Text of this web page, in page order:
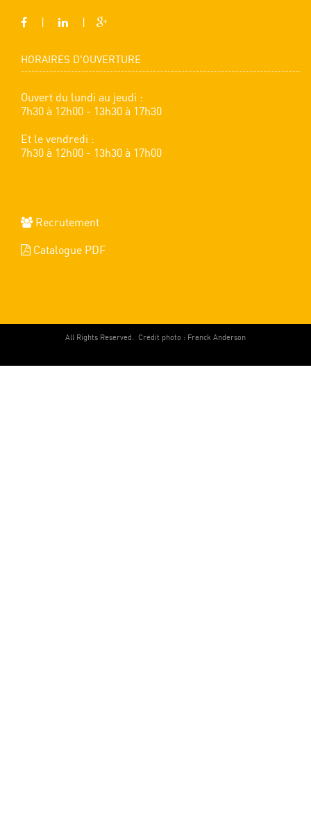
HORAIRES D'OUVERTURE
Ouvert du lundi au jeudi :
7h30 à 12h00 - 13h30 à 17h30
Et le vendredi :
7h30 à 12h00 - 13h30 à 17h00
Recrutement
Catalogue PDF
All Rights Reserved. Crédit photo : Franck Anderson